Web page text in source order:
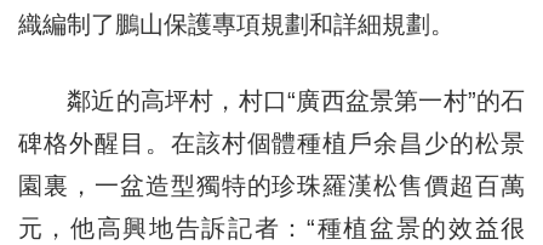
織編制了鵬山保護專項規劃和詳細規劃。
鄰近的高坪村，村口“廣西盆景第一村”的石
碑格外醒目。在該村個體種植戶余昌少的松景
園裏，一盆造型獨特的珍珠羅漢松售價超百萬
元，他高興地告訴記者：“種植盆景的效益很